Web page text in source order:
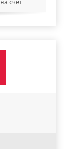
на счет